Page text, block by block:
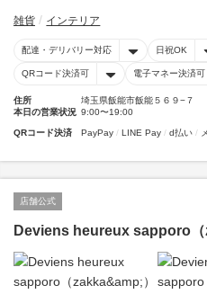
雑貨 インテリア
配達・デリバリー対応 日祝OK
QRコード決済可 電子マネー決済可
住所
埼玉県飯能市飯能５６９−７
本日の営業状況 9:00〜19:00
QRコード決済 PayPay LINE Pay d払い
店舗公式
Deviens heureux sapporo（